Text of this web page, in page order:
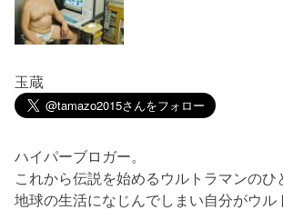
玉蔵
ハイパーブロガー。
これから伝説を始めるウルトラマンのひ
地球の生活になじんでしまい自分がウル